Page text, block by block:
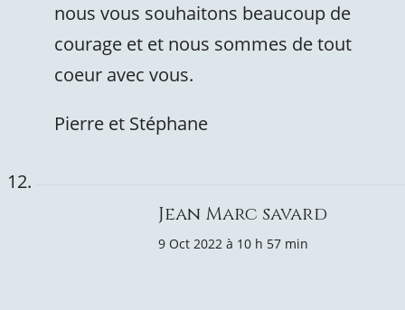
nous vous souhaitons beaucoup de
courage et et nous sommes de tout
coeur avec vous.
Pierre et Stéphane
Jean Marc savard
9 Oct 2022 à 10 h 57 min